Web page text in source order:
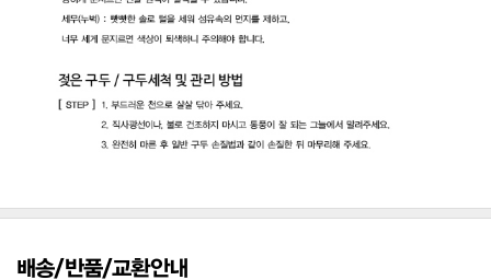
배송/반품/교환안내